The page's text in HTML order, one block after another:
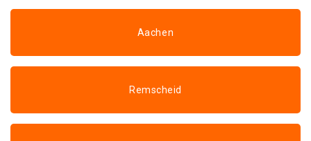
Aachen
Remscheid